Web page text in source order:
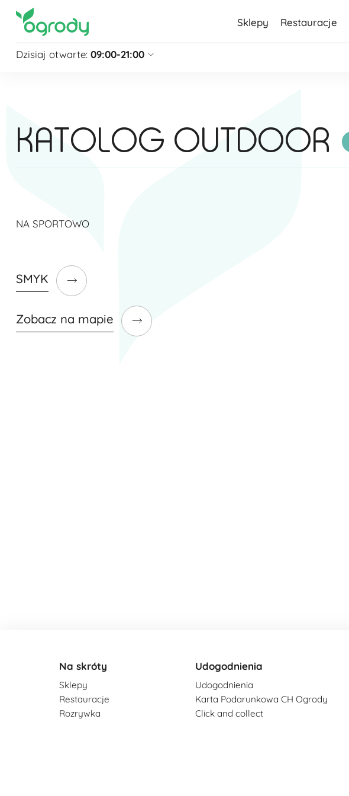
Sklepy Restauracje
Dzisiaj otwarte: 09:00-21:00
zobacz więcej »
KATOLOG OUTDOOR
NA SPORTOWO​
SMYK
Zobacz na mapie
Na skróty
Sklepy
Restauracje
Rozrywka
Udogodnienia
Udogodnienia
Karta Podarunkowa CH Ogrody
Click and collect